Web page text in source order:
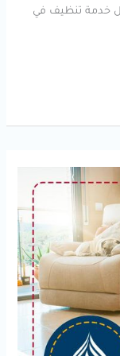
خدمة تنظيف في